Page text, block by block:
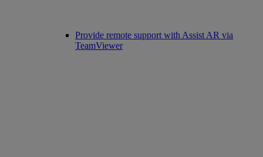
Provide remote support with Assist AR via
TeamViewer